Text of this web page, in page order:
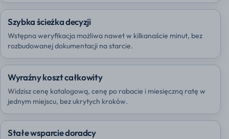
Szybka ścieżka decyzji
Wstępna weryfikacja możliwa nawet w kilkanaście minut, bez
rozbudowanej dokumentacji na starcie.
Wyraźny koszt całkowity
Widzisz cenę katalogową, cenę po rabacie i miesięczną ratę w
jednym miejscu, bez ukrytych kroków.
Stałe wsparcie doradcy